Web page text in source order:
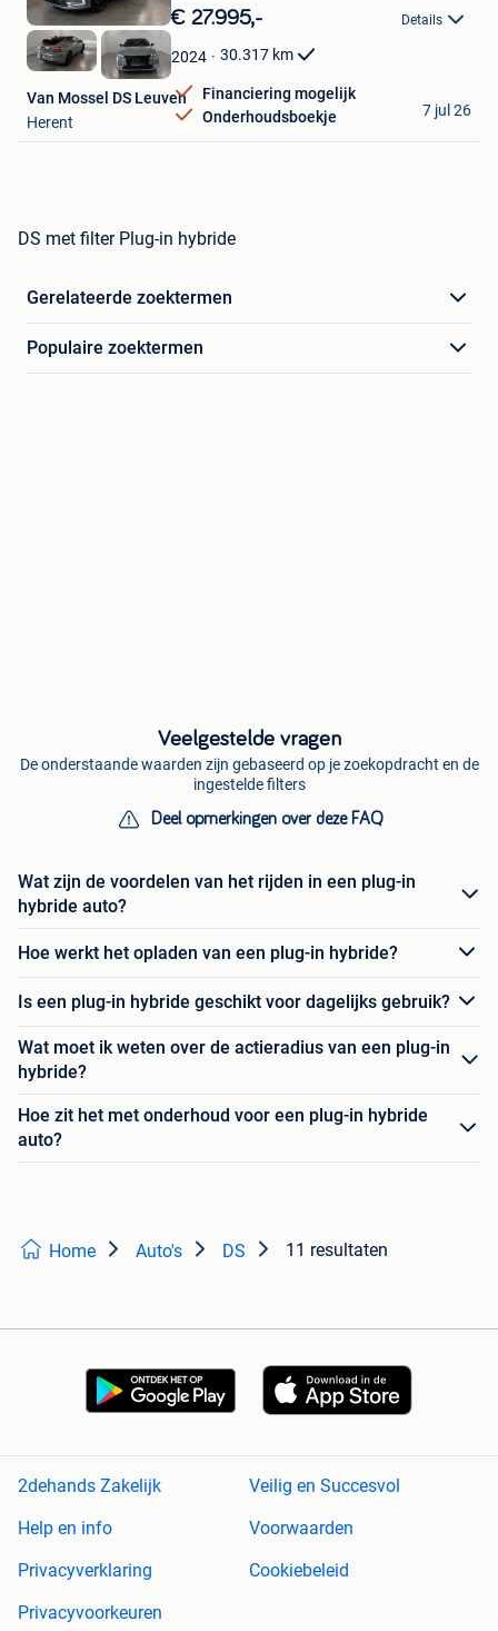
in
Mijn
Favorieten
€ 27.995,- Details
2024 30.317 km
Financiering mogelijk
Onderhoudsboekje
Van Mossel DS Leuven
Herent
7 jul 26
DS met filter Plug-in hybride
Gerelateerde zoektermen
Populaire zoektermen
Veelgestelde vragen
De onderstaande waarden zijn gebaseerd op je zoekopdracht en de
ingestelde filters
Deel opmerkingen over deze FAQ
Wat zijn de voordelen van het rijden in een plug-in
hybride auto?
Hoe werkt het opladen van een plug-in hybride?
Is een plug-in hybride geschikt voor dagelijks gebruik?
Wat moet ik weten over de actieradius van een plug-in
hybride?
Hoe zit het met onderhoud voor een plug-in hybride
auto?
Home Auto's DS 11 resultaten
2dehands Zakelijk
Veilig en Succesvol
Help en info
Voorwaarden
Privacyverklaring
Cookiebeleid
Privacyvoorkeuren